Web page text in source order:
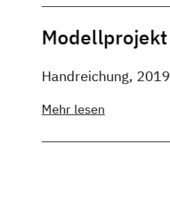
Handreichung,
Mehr lesen